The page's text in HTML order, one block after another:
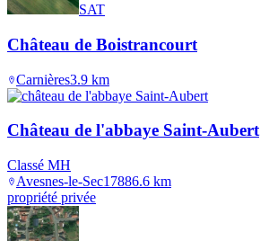
SAT
Château de Boistrancourt
Carnières3.9 km
Château de l'abbaye Saint-Aubert
Classé MH
Avesnes-le-Sec17886.6 km
propriété privée